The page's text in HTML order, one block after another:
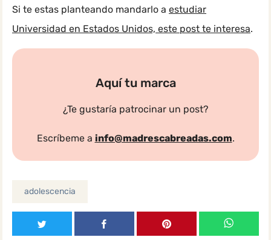
Si te estas planteando mandarlo a estudiar
Universidad en Estados Unidos, este post te interesa.
Aquí tu marca
¿Te gustaría patrocinar un post?
Escríbeme a info@madrescabreadas.com.
adolescencia